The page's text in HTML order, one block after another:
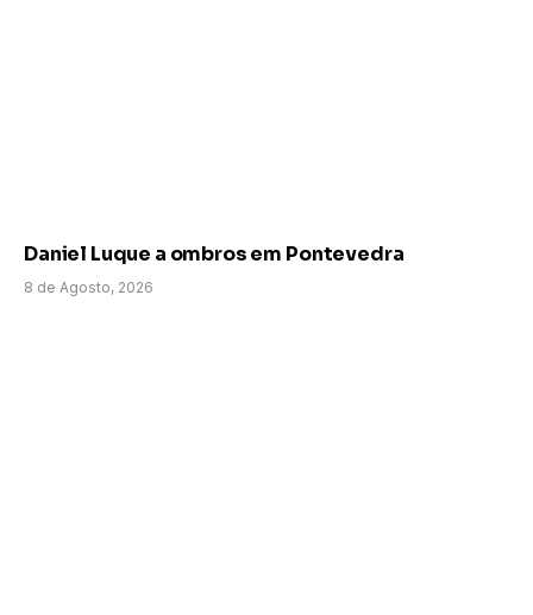
Daniel Luque a ombros em Pontevedra
8 de Agosto, 2026